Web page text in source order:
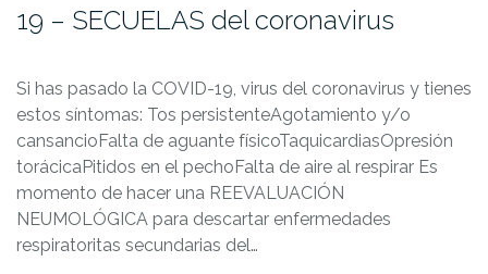
19 – SECUELAS del coronavirus
Si has pasado la COVID-19, virus del coronavirus y tienes
estos síntomas: Tos persistenteAgotamiento y/o
cansancioFalta de aguante físicoTaquicardiasOpresión
torácicaPitidos en el pechoFalta de aire al respirar Es
momento de hacer una REEVALUACIÓN
NEUMOLÓGICA para descartar enfermedades
respiratoritas secundarias del…